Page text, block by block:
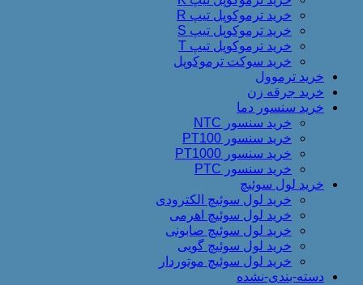
خرید ترموکوپل تیپ R
خرید ترموکوپل تیپ S
خرید ترموکوپل تیپ T
خرید سوکت ترموکوپل
خرید ترموول
خرید جرقه زن
خرید سنسور دما
خرید سنسور NTC
خرید سنسور PT100
خرید سنسور PT1000
خرید سنسور PTC
خرید لول سوئیچ
خرید لول سوئیچ الکترودی
خرید لول سوئیچ اهرمی
خرید لول سوئیچ صابونی
خرید لول سوئیچ گویی
خرید لول سوئیچ موتوردار
دسته-بندی-نشده